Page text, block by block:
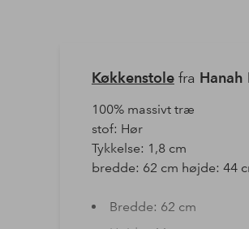
Køkkenstolefra Hanah
100% massivt træ
stof: Hør
Tykkelse: 1,8 cm
bredde: 62 cm højde: 44
Bredde: 62 cm